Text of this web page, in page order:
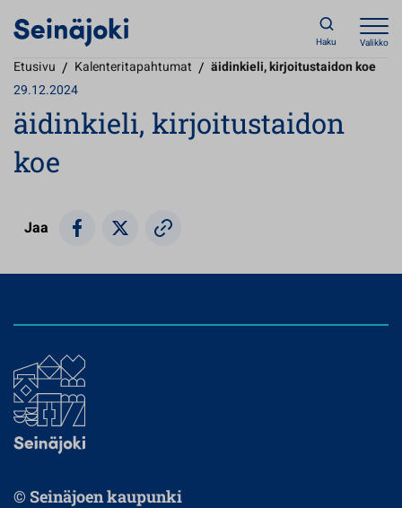
Haku Valikko
Etusivu / Kalenteritapahtumat / äidinkieli, kirjoitustaidon koe
29.12.2024
äidinkieli, kirjoitustaidon
koe
Jaa
© Seinäjoen kaupunki